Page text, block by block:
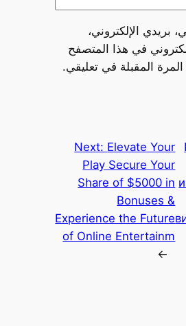
بريدي الإلكتروني،
في هذا المتصفح
المرة المقبلة في تعليقي.
Next: Elevate Your
Play Secure Your
Share of $5000 in
Bonuses &
Experience the Future
of Online Entertainm
→